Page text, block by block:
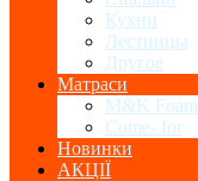
Кухни
Лестницы
Другое
Матраси
M&K Foam
Come- for
Новинки
АКЦІЇ